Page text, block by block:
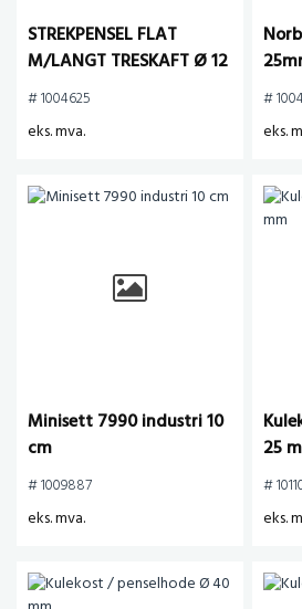
STREKPENSEL FLAT
M/LANGT TRESKAFT Ø 12
# 1004625
eks. mva.
#
eks.
Minisett 7990 industri 10
cm
# 1009887
eks. mva.
25
#
eks.